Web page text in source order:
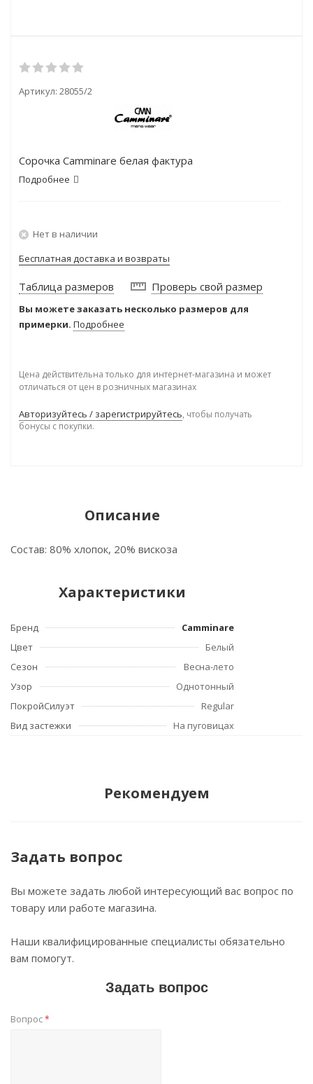
Артикул: 28055/2
Сорочка Camminare белая фактура
Подробнее
Нет в наличии
Бесплатная доставка и возвраты
Таблица размеров Проверь свой размер
Вы можете заказать несколько размеров для
примерки. Подробнее
Цена действительна только для интернет-магазина и может
отличаться от цен в розничных магазинах
Авторизуйтесь / зарегистрируйтесь, чтобы получать
бонусы с покупки.
Описание
Состав: 80% хлопок, 20% вискоза
Характеристики
Бренд
Camminare
Цвет
Белый
Сезон
Весна-лето
Узор
Однотонный
ПокройСилуэт
Regular
Вид застежки
На пуговицах
Рекомендуем
Задать вопрос
Вы можете задать любой интересующий вас вопрос по
товару или работе магазина.
Наши квалифицированные специалисты обязательно
вам помогут.
Задать вопрос
Вопрос*